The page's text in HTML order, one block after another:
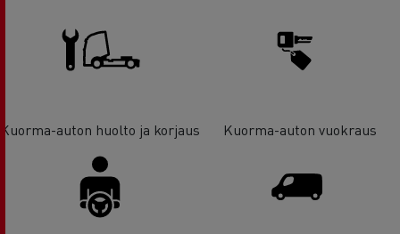
Kuorma-auton huolto ja korjaus Kuorma-auton vuokraus